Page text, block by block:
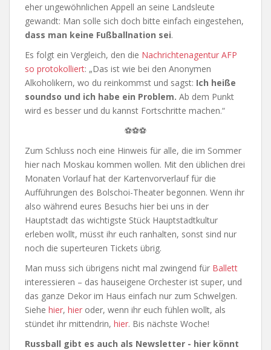
eher ungewöhnlichen Appell an seine Landsleute
gewandt: Man solle sich doch bitte einfach eingestehen,
dass man keine Fußballnation sei.
Es folgt ein Vergleich, den die Nachrichtenagentur AFP
so protokolliert: „Das ist wie bei den Anonymen
Alkoholikern, wo du reinkommst und sagst: Ich heiße
soundso und ich habe ein Problem. Ab dem Punkt
wird es besser und du kannst Fortschritte machen.“
⚽⚽⚽
Zum Schluss noch eine Hinweis für alle, die im Sommer
hier nach Moskau kommen wollen. Mit den üblichen drei
Monaten Vorlauf hat der Kartenvorverlauf für die
Aufführungen des Bolschoi-Theater begonnen. Wenn ihr
also während eures Besuchs hier bei uns in der
Hauptstadt das wichtigste Stück Hauptstadtkultur
erleben wollt, müsst ihr euch ranhalten, sonst sind nur
noch die superteuren Tickets übrig.
Man muss sich übrigens nicht mal zwingend für Ballett
interessieren – das hauseigene Orchester ist super, und
das ganze Dekor im Haus einfach nur zum Schwelgen.
Siehe hier, hier oder, wenn ihr euch fühlen wollt, als
stündet ihr mittendrin, hier. Bis nächste Woche!
Russball gibt es auch als Newsletter - hier könnt